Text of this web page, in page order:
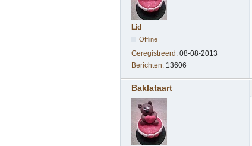
Lid
Offline
Geregistreerd: 08-08-2013
Berichten: 13606
Baklataart